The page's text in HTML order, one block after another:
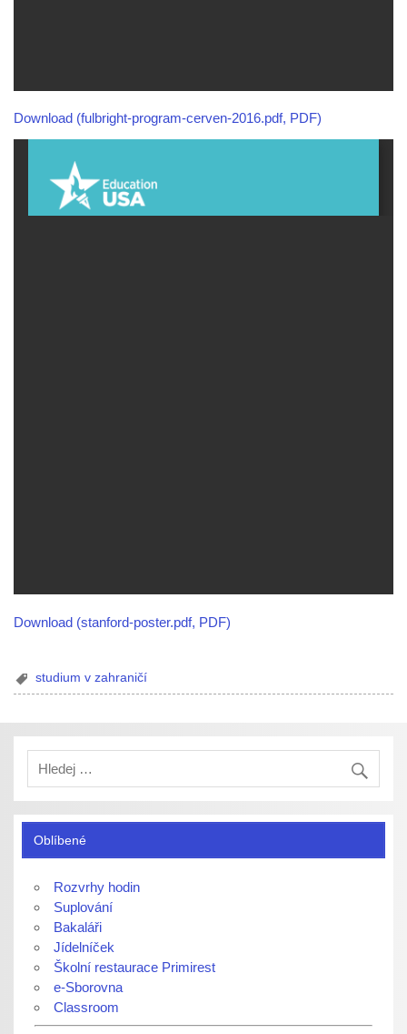
Download (fulbright-program-cerven-2016.pdf, PDF)
Download (stanford-poster.pdf, PDF)
studium v zahraničí
Oblíbené
Rozvrhy hodin
Suplování
Bakaláři
Jídelníček
Školní restaurace Primirest
e-Sborovna
Classroom